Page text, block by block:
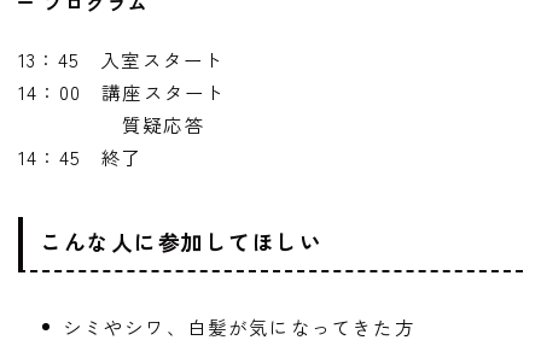
13：45 入室スタート
14：00 講座スタート
質疑応答
14：45 終了
こんな人に参加してほしい
シミやシワ、白髪が気になってきた方